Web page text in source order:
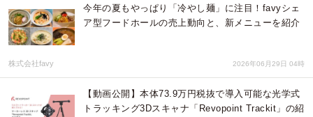
今年の夏もやっぱり「冷やし麺」に注目！favyシェ
ア型フードホールの売上動向と、新メニューを紹介
株式会社favy 2026年06月29日 04時
【動画公開】本体73.9万円税抜で導入可能な光学式
トラッキング3Dスキャナ「Revopoint Trackit」の紹